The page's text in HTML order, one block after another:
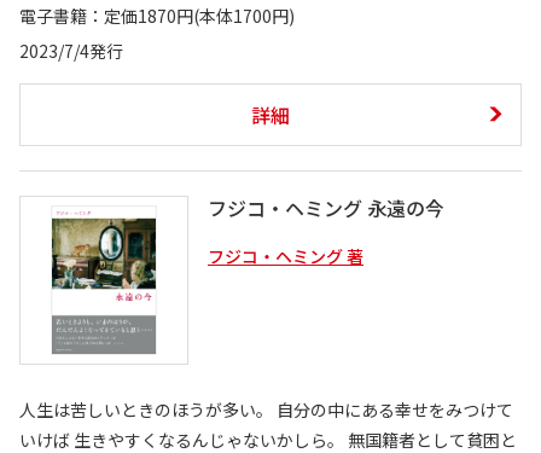
電子書籍：定価1870円(本体1700円)
2023/7/4発行
詳細
フジコ・ヘミング 永遠の今
フジコ・ヘミング 著
人生は苦しいときのほうが多い。 自分の中にある幸せをみつけて
いけば 生きやすくなるんじゃないかしら。 無国籍者として貧困と